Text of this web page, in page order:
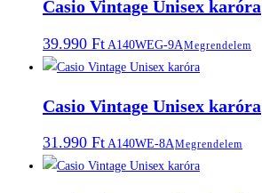
Casio Vintage Unisex karóra
39.990 Ft A140WEG-9AMegrendelem
Casio Vintage Unisex karóra
31.990 Ft A140WE-8AMegrendelem